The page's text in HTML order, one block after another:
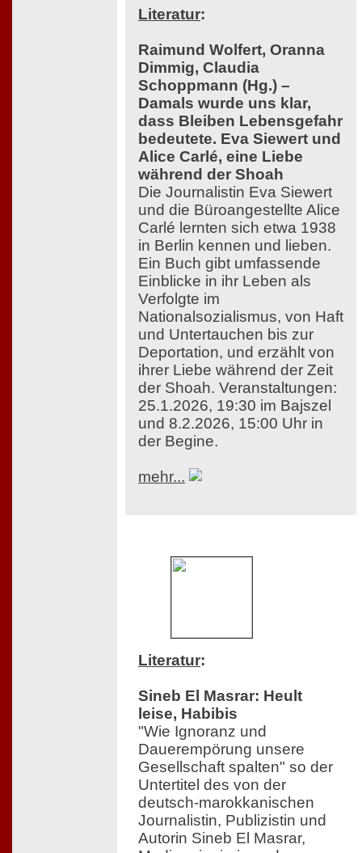
Literatur:
Raimund Wolfert, Oranna
Dimmig, Claudia
Schoppmann (Hg.) –
Damals wurde uns klar,
dass Bleiben Lebensgefahr
bedeutete. Eva Siewert und
Alice Carlé, eine Liebe
während der Shoah
Die Journalistin Eva Siewert
und die Büroangestellte Alice
Carlé lernten sich etwa 1938
in Berlin kennen und lieben.
Ein Buch gibt umfassende
Einblicke in ihr Leben als
Verfolgte im
Nationalsozialismus, von Haft
und Untertauchen bis zur
Deportation, und erzählt von
ihrer Liebe während der Zeit
der Shoah. Veranstaltungen:
25.1.2026, 19:30 im Bajszel
und 8.2.2026, 15:00 Uhr in
der Begine.
mehr...
Literatur:
Sineb El Masrar: Heult
leise, Habibis
"Wie Ignoranz und
Dauerempörung unsere
Gesellschaft spalten" so der
Untertitel des von der
deutsch-marokkanischen
Journalistin, Publizistin und
Autorin Sineb El Masrar,